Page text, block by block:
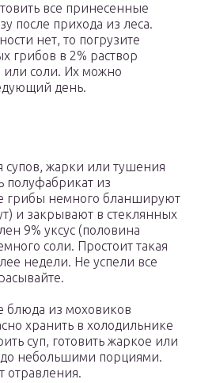
все принесенные
после прихода из леса.
нет, то погрузите
грибов в 2% раствор
соли. Их можно
день.
супов, жарки или тушения
полуфабрикат из
грибы немного бланшируют
и закрывают в стеклянных
9% уксус (половина
соли. Простоит такая
недели. Не успели все
блюда из моховиков
хранить в холодильнике
суп, готовить жаркое или
небольшими порциями.
отравления.